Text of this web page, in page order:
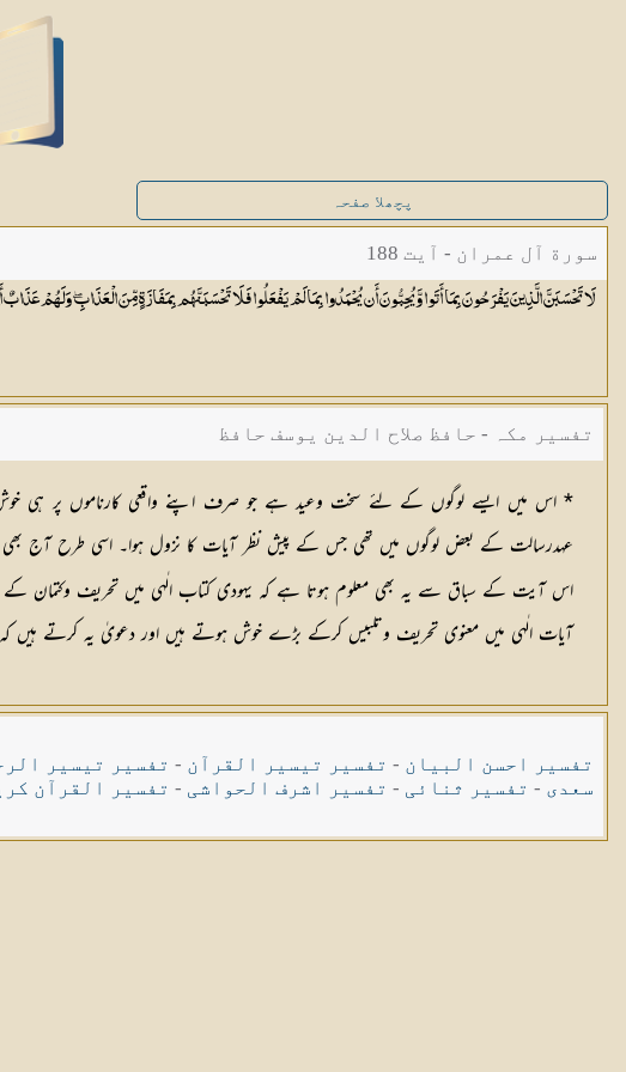
پچھلا صفحہ
سورة آل عمران - آیت 188
لَا تَحْسَبَنَّ الَّذِينَ يَفْرَحُونَ بِمَا أَتَوا وَّيُحِبُّونَ أَن يُحْمَدُوا بِمَا لَمْ يَفْعَلُوا فَلَا تَحْسَبَنَّهُم بِمَفَازَةٍ مِّنَ الْعَذَابِ ۖ وَلَهُمْ عَذَابٌ
تفسیر مکہ - حافظ صلاح الدین یوسف حافظ
* اس میں ایسے لوگوں کے لئے سخت وعید ہے جو صرف اپنے واقعی کارناموں پر ہی
عہدرسالت کے بعض لوگوں میں تھی جس کے پیش نظر آیات کا نزول ہوا۔ اسی طرح آج بھی
اس آیت کے سباق سے یہ بھی معلوم ہوتا ہے کہ یہودی کتاب الٰہی میں تحریف وکتمان کے
آیات الٰہی میں معنوی تحریف وتلبیس کرکے بڑے خوش ہوتے ہیں اور دعویٰ یہ کرتے ہیں
تفسیر احسن البیان - تفسیر تیسیر القرآن - تفسیر تیسیر
سعدی - تفسیر ثنائی - تفسیر اشرف الحواشی - تفسیر القرآن